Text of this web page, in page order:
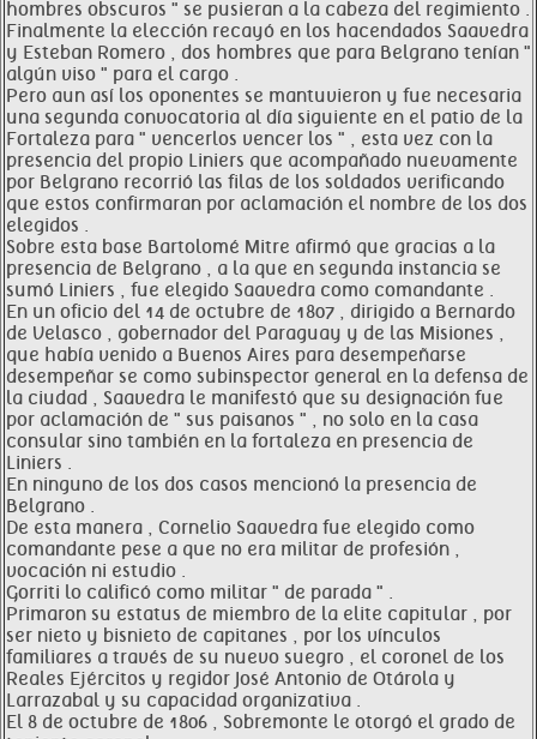
hombres obscuros " se pusieran a la cabeza del regimiento .
Finalmente la elección recayó en los hacendados Saavedra
y Esteban Romero , dos hombres que para Belgrano tenían "
algún viso " para el cargo .
Pero aun así los oponentes se mantuvieron y fue necesaria
una segunda convocatoria al día siguiente en el patio de la
Fortaleza para " vencerlos vencer los " , esta vez con la
presencia del propio Liniers que acompañado nuevamente
por Belgrano recorrió las filas de los soldados verificando
que estos confirmaran por aclamación el nombre de los dos
elegidos .
Sobre esta base Bartolomé Mitre afirmó que gracias a la
presencia de Belgrano , a la que en segunda instancia se
sumó Liniers , fue elegido Saavedra como comandante .
En un oficio del 14 de octubre de 1807 , dirigido a Bernardo
de Velasco , gobernador del Paraguay y de las Misiones ,
que había venido a Buenos Aires para desempeñarse
desempeñar se como subinspector general en la defensa de
la ciudad , Saavedra le manifestó que su designación fue
por aclamación de " sus paisanos " , no solo en la casa
consular sino también en la fortaleza en presencia de
Liniers .
En ninguno de los dos casos mencionó la presencia de
Belgrano .
De esta manera , Cornelio Saavedra fue elegido como
comandante pese a que no era militar de profesión ,
vocación ni estudio .
Gorriti lo calificó como militar " de parada " .
Primaron su estatus de miembro de la elite capitular , por
ser nieto y bisnieto de capitanes , por los vínculos
familiares a través de su nuevo suegro , el coronel de los
Reales Ejércitos y regidor José Antonio de Otárola y
Larrazabal y su capacidad organizativa .
El 8 de octubre de 1806 , Sobremonte le otorgó el grado de